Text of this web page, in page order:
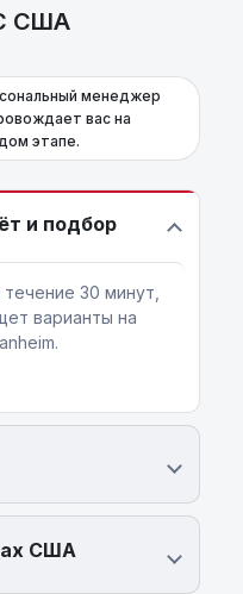
США
менеджер
вас на
этапе.
и подбор
30 минут,
варианты на
США